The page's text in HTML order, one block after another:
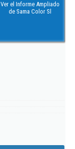
Ver el Informe Ampliado
de Sama Color Sl